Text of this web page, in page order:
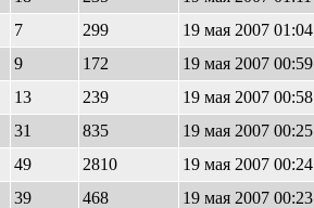
7 299
19 мая 2007 01:04
9 172
19 мая 2007 00:59
13 239
19 мая 2007 00:58
31 835
19 мая 2007 00:25
49 2810
19 мая 2007 00:24
39 468
19 мая 2007 00:23